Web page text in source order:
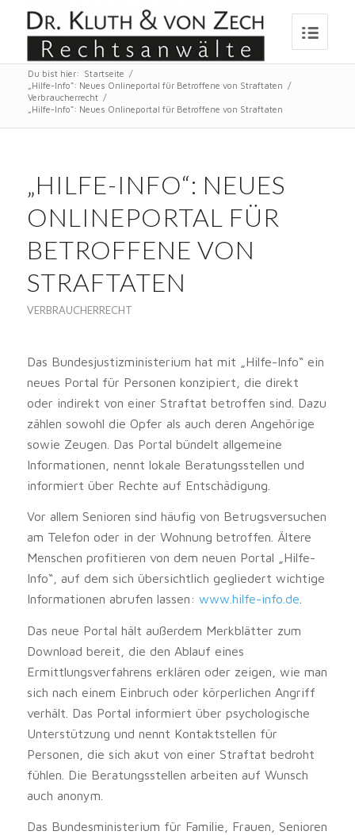
Du bist hier: Startseite
/
„Hilfe-Info“: Neues Onlineportal für Betroffene von Straftaten
/
Verbraucherrecht /
„Hilfe-Info“: Neues Onlineportal für Betroffene von Straftaten
„HILFE-INFO“: NEUES
ONLINEPORTAL FÜR
BETROFFENE VON
STRAFTATEN
VERBRAUCHERRECHT
Das Bundesjustizministerium hat mit „Hilfe-Info“ ein
neues Portal für Personen konzipiert, die direkt
oder indirekt von einer Straftat betroffen sind. Dazu
zählen sowohl die Opfer als auch deren Angehörige
sowie Zeugen. Das Portal bündelt allgemeine
Informationen, nennt lokale Beratungsstellen und
informiert über Rechte auf Entschädigung.
Vor allem Senioren sind häufig von Betrugsversuchen
am Telefon oder in der Wohnung betroffen. Ältere
Menschen profitieren von dem neuen Portal „Hilfe-
Info“, auf dem sich übersichtlich gegliedert wichtige
Informationen abrufen lassen: www.hilfe-info.de
Das neue Portal hält außerdem Merkblätter zum
Download bereit, die den Ablauf eines
Ermittlungsverfahrens erklären oder zeigen, wie man
sich nach einem Einbruch oder körperlichen Angriff
verhält. Das Portal informiert über psychologische
Unterstützung und nennt Kontaktstellen für
Personen, die sich akut von einer Straftat bedroht
fühlen. Die Beratungsstellen arbeiten auf Wunsch
auch anonym.
Das Bundesministerium für Familie, Frauen, Senioren